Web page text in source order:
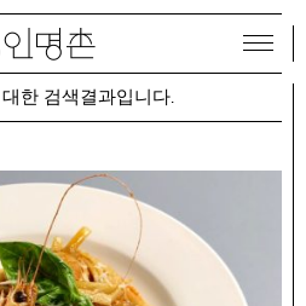
한 검색결과입니다.